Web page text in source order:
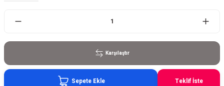
Karşılaştır
Sepete Ekle Teklif İste